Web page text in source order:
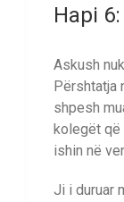
Hapi
Askush
Përshtatja
shpesh
kolegët që
ishin në
Ji i duruar